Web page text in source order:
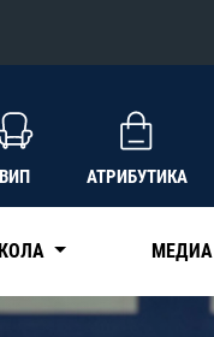
АТРИБУТИКА
МЕДИА